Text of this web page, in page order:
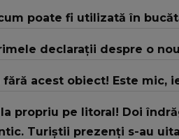
poate fi utilizată în
declarații despre o
fără acest obiect! Este mic,
propriu pe litoral! Doi
Turiștii prezenți s-au